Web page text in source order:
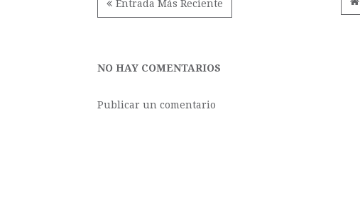
Entrada Más Reciente
NO HAY COMENTARIOS
Publicar un comentario